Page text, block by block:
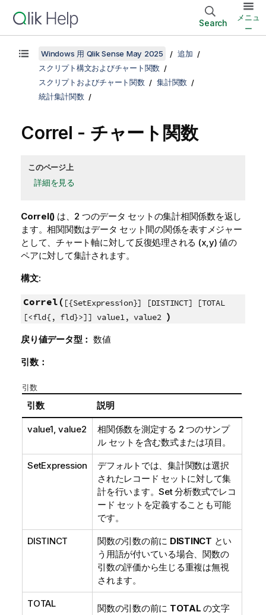
Search
メニュ
ー
Windows 用 Qlik Sense May 2025
追加
スクリプト構文およびチャート関数
スクリプトおよびチャート関数
集計関数
統計集計関数
Correl - チャート関数
このページ上
詳細を見る
Correl() は、2 つのデータ セットの集計相関係数を返し
ます。相関関数はデータ セット間の関係を表すメジャー
として、チャート軸に対して反復処理される (x,y) 値の
ペアに対して集計されます。
構文:
Correl( [{SetExpression}] [DISTINCT] [TOTAL
[<fld{, fld}>]] value1, value2 )
戻り値データ型： 数値
引数：
引数
引数 説明
value1, value2
相関係数を測定する 2 つのサンプ
ル セットを含む数式または項目。
SetExpression
デフォルトでは、集計関数は選択
されたレコード セットに対して集
計を行います。Set 分析数式でレコ
ード セットを定義することも可能
です。
DISTINCT 関数の引数の前に DISTINCT とい
う用語が付いている場合、関数の
引数の評価から生じる重複は無視
されます。
TOTAL 関数の引数の前に TOTAL の文字